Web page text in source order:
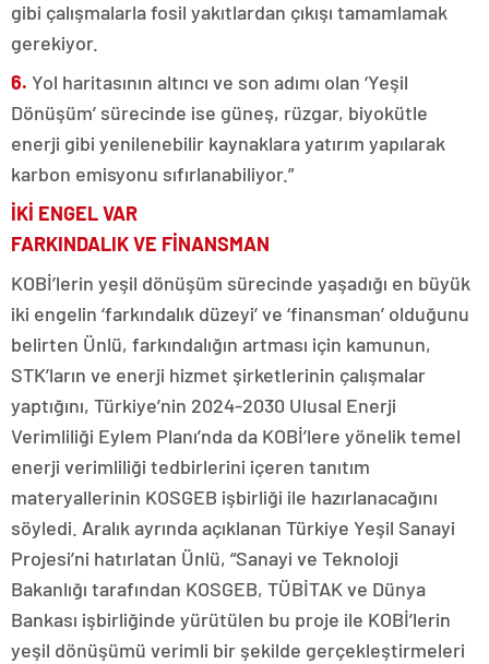
gibi çalışmalarla fosil yakıtlardan çıkışı tamamlamak
gerekiyor.
6. Yol haritasının altıncı ve son adımı olan ‘Yeşil
Dönüşüm’ sürecinde ise güneş, rüzgar, biyokütle
enerji gibi yenilenebilir kaynaklara yatırım yapılarak
karbon emisyonu sıfırlanabiliyor.”
İKİ ENGEL VAR
FARKINDALIK VE FİNANSMAN
KOBİ’lerin yeşil dönüşüm sürecinde yaşadığı en büyük
iki engelin ‘farkındalık düzeyi’ ve ‘finansman’ olduğunu
belirten Ünlü, farkındalığın artması için kamunun,
STK’ların ve enerji hizmet şirketlerinin çalışmalar
yaptığını, Türkiye’nin 2024-2030 Ulusal Enerji
Verimliliği Eylem Planı’nda da KOBİ’lere yönelik temel
enerji verimliliği tedbirlerini içeren tanıtım
materyallerinin KOSGEB işbirliği ile hazırlanacağını
söyledi. Aralık ayrında açıklanan Türkiye Yeşil Sanayi
Projesi’ni hatırlatan Ünlü, “Sanayi ve Teknoloji
Bakanlığı tarafından KOSGEB, TÜBİTAK ve Dünya
Bankası işbirliğinde yürütülen bu proje ile KOBİ’lerin
yeşil dönüşümü verimli bir şekilde gerçekleştirmeleri